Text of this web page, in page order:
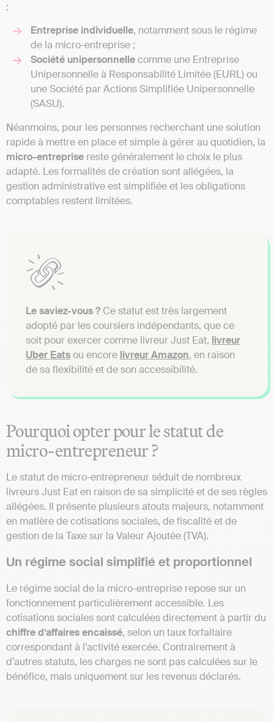
:
Entreprise individuelle, notamment sous le régime
de la micro-entreprise ;
Société unipersonnellecomme une Entreprise
Unipersonnelle à Responsabilité Limitée (EURL) ou
une Société par Actions Simplifiée Unipersonnelle
(SASU).
Néanmoins, pour les personnes recherchant une solution
rapide à mettre en place et simple à gérer au quotidien, la
micro-entreprise reste généralement le choix le plus
adapté. Les formalités de création sont allégées, la
gestion administrative est simplifiée et les obligations
comptables restent limitées.
Le saviez-vous ? Ce statut est très largement
adopté par les coursiers indépendants, que ce
soit pour exercer comme livreur Just Eat, livreur
Uber Eatsou encore livreur Amazon, en raison
de sa flexibilité et de son accessibilité.
Pourquoi opter pour le statut de
micro-entrepreneur ?
Le statut de micro-entrepreneur séduit de nombreux
livreurs Just Eat en raison de sa simplicité et de ses règles
allégées. Il présente plusieurs atouts majeurs, notamment
en matière de cotisations sociales, de fiscalité et de
gestion de la Taxe sur la Valeur Ajoutée (TVA).
Un régime social simplifié et proportionnel
Le régime social de la micro-entreprise repose sur un
fonctionnement particulièrement accessible. Les
cotisations sociales sont calculées directement à partir du
chiffre d’affaires encaissé, selon un taux forfaitaire
correspondant à l’activité exercée. Contrairement à
d’autres statuts, les charges ne sont pas calculées sur le
bénéfice, mais uniquement sur les revenus déclarés.